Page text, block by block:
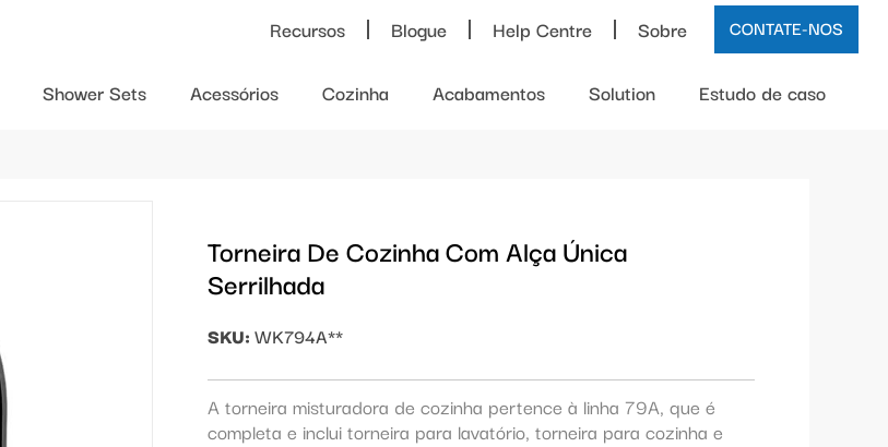
Recursos Blogue Help Centre Sobre CONTATE-NOS
Shower Sets Acessórios Cozinha Acabamentos Solution Estudo de caso
Torneira De Cozinha Com Alça Única
Serrilhada
SKU:WK794A**
A torneira misturadora de cozinha pertence à linha 79A, que é
completa e inclui torneira para lavatório, torneira para cozinha e